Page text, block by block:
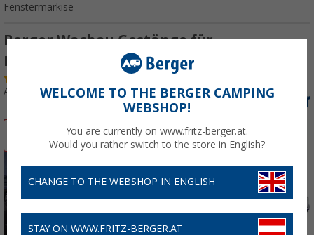
Fenstermarkise
Berger Wachau Gestänge für
Fenstermarkise
Art.-Nr.: 160110WELCOME TO THE BERGER CAMPING
WEBSHOP!
You are currently on www.fritz-berger.at.
Would you rather switch to the store in English?
CHANGE TO THE WEBSHOP IN ENGLISH
STAY ON WWW.FRITZ-BERGER.AT